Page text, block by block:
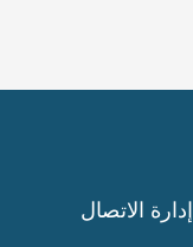
إدارة الاتصال